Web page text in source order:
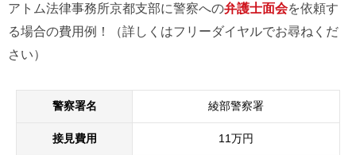
アトム法律事務所京都支部に警察への弁護士面会を依頼す
る場合の費用例！（詳しくはフリーダイヤルでお尋ねくだ
さい）
警察署名 綾部警察署
接見費用 11万円